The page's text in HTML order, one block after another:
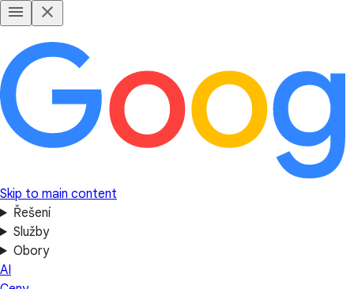
Skip to main content
Řešení
Služby
Obory
AI